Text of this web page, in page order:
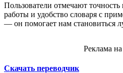
Пользователи отмечают
работы и удобство словаря с
— он помогает нам становиться
Реклама на
Скачать переводчик